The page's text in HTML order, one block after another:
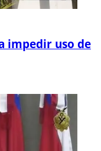
impedir uso de